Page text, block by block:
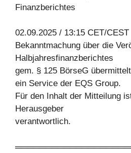
Finanzberichtes
02.09.2025 / 13:15 CET/CEST
Bekanntmachung über die
Halbjahresfinanzberichtes
gem. § 125 BörseG
ein Service der EQS Group.
Für den Inhalt der Mitteilung
Herausgeber
verantwortlich.